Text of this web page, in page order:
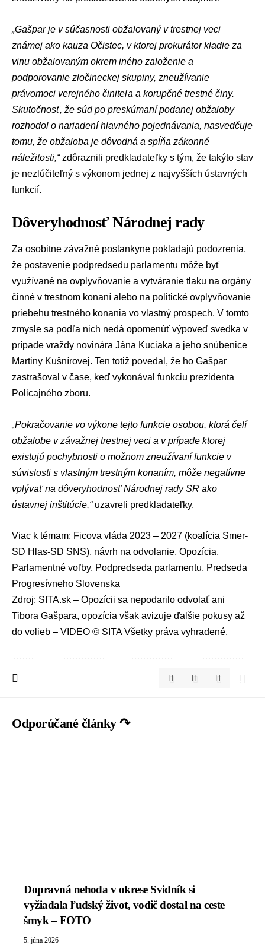
„Gašpar je v súčasnosti obžalovaný v trestnej veci
známej ako kauza Očistec, v ktorej prokurátor kladie za
vinu obžalovaným okrem iného založenie a
podporovanie zločineckej skupiny, zneužívanie
právomoci verejného činiteľa a korupčné trestné činy.
Skutočnosť, že súd po preskúmaní podanej obžaloby
rozhodol o nariadení hlavného pojednávania, nasvedčuje
tomu, že obžaloba je dôvodná a spĺňa zákonné
náležitosti,“zdôraznili predkladateľky s tým, že takýto stav
je nezlúčiteľný s výkonom jednej z najvyšších ústavných
funkcií.
Dôveryhodnosť Národnej rady
Za osobitne závažné poslankyne pokladajú podozrenia,
že postavenie podpredsedu parlamentu môže byť
využívané na ovplyvňovanie a vytváranie tlaku na orgány
činné v trestnom konaní alebo na politické ovplyvňovanie
priebehu trestného konania vo vlastný prospech. V tomto
zmysle sa podľa nich nedá opomenúť výpoveď svedka v
prípade vraždy novinára Jána Kuciaka a jeho snúbenice
Martiny Kušnírovej. Ten totiž povedal, že ho Gašpar
zastrašoval v čase, keď vykonával funkciu prezidenta
Policajného zboru.
„Pokračovanie vo výkone tejto funkcie osobou, ktorá čelí
obžalobe v závažnej trestnej veci a v prípade ktorej
existujú pochybnosti o možnom zneužívaní funkcie v
súvislosti s vlastným trestným konaním, môže negatívne
vplývať na dôveryhodnosťNárodnej rady SR ako
ústavnej inštitúcie,“uzavreli predkladateľky.
Viac k témam: Ficova vláda 2023 – 2027 (koalícia Smer-
SD Hlas-SD SNS), návrh na odvolanie, Opozícia,
Parlamentné voľby, Podpredseda parlamentu, Predseda
Progresívneho Slovenska
Zdroj: SITA.sk – Opozícii sa nepodarilo odvolať ani
Tibora Gašpara, opozícia však avizuje ďalšie pokusy až
do volieb – VIDEO © SITA Všetky práva vyhradené.
Odporúčané články ↷
Dopravná nehoda v okrese Svidník si
vyžiadala ľudský život, vodič dostal na ceste
šmyk – FOTO
5. júna 2026